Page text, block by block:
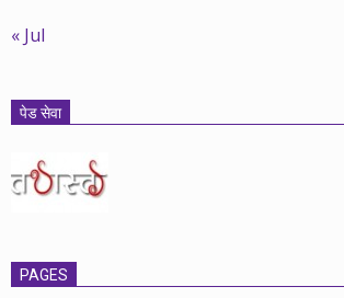
« Jul
पेड सेवा
PAGES